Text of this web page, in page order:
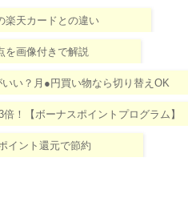
楽天カードとの違い
を画像付きで解説
い？月●円買い物なら切り替えOK
！【ボーナスポイントプログラム】
イント還元で節約